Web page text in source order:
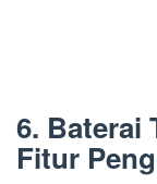
6. Baterai
Fitur